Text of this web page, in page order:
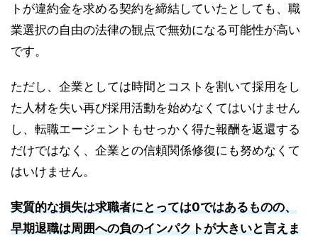
トが違約金を求める契約を締結していたとしても、職
業選択の自由の法律の観点で無効になる可能性が高い
です。
ただし、企業としては時間とコストを割いて採用をし
た人材を失い再び採用活動を始めなくてはいけません
し、転職エージェントもせっかく得た報酬を返還する
だけではなく、企業との信頼関係修復にも努めなくて
はいけません。
実質的な損失は求職者にとっては0ではあるものの、
早期退職は周囲への負のインパクトが大きいと言えま